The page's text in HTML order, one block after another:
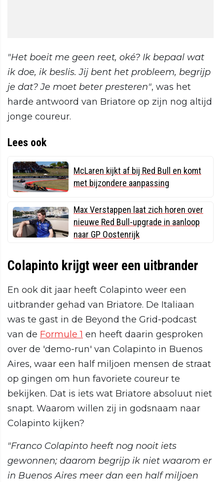
"Het boeit me geen reet, oké? Ik bepaal wat
ik doe, ik beslis. Jij bent het probleem, begrijp
je dat? Je moet beter presteren", was het
harde antwoord van Briatore op zijn nog altijd
jonge coureur.
Lees ook
McLaren kijkt af bij Red Bull en komt
met bijzondere aanpassing
Max Verstappen laat zich horen over
nieuwe Red Bull-upgrade in aanloop
naar GP Oostenrijk
Colapinto krijgt weer een uitbrander
En ook dit jaar heeft Colapinto weer een
uitbrander gehad van Briatore. De Italiaan
was te gast in de Beyond the Grid-podcast
van de Formule 1 en heeft daarin gesproken
over de 'demo-run' van Colapinto in Buenos
Aires, waar een half miljoen mensen de straat
op gingen om hun favoriete coureur te
bekijken. Dat is iets wat Briatore absoluut niet
snapt. Waarom willen zij in godsnaam naar
Colapinto kijken?
"Franco Colapinto heeft nog nooit iets
gewonnen; daarom begrijp ik niet waarom er
in Buenos Aires meer dan een half miljoen